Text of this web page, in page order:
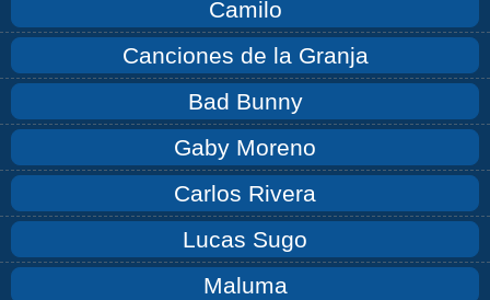
Camilo
Canciones de la Granja
Bad Bunny
Gaby Moreno
Carlos Rivera
Lucas Sugo
Maluma